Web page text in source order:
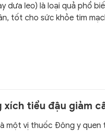
dưa leo) là loại quả phổ
tốt cho sức khỏe tim
xích tiểu đậu giảm
một vị thuốc Đông y